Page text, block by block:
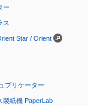
ー
ス
Star / Orient
プリケーター
製紙機 PaperLab